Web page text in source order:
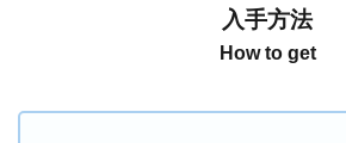
入手方法
How to get